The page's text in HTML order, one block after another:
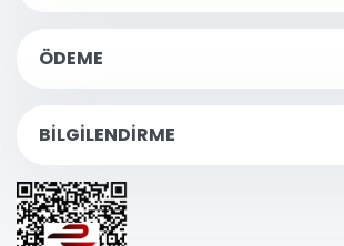
ÖDEME
BİLGİLENDİRME